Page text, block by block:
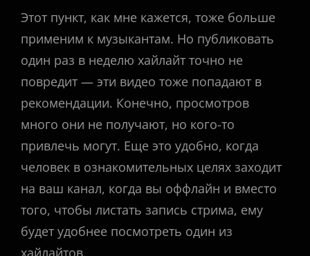
Этот пункт, как мне кажется, тоже больше
применим к музыкантам. Но публиковать
один раз в неделю хайлайт точно не
повредит — эти видео тоже попадают в
рекомендации. Конечно, просмотров
много они не получают, но кого-то
привлечь могут. Еще это удобно, когда
человек в ознакомительных целях заходит
на ваш канал, когда вы оффлайн и вместо
того, чтобы листать запись стрима, ему
будет удобнее посмотреть один из
хайлайтов.